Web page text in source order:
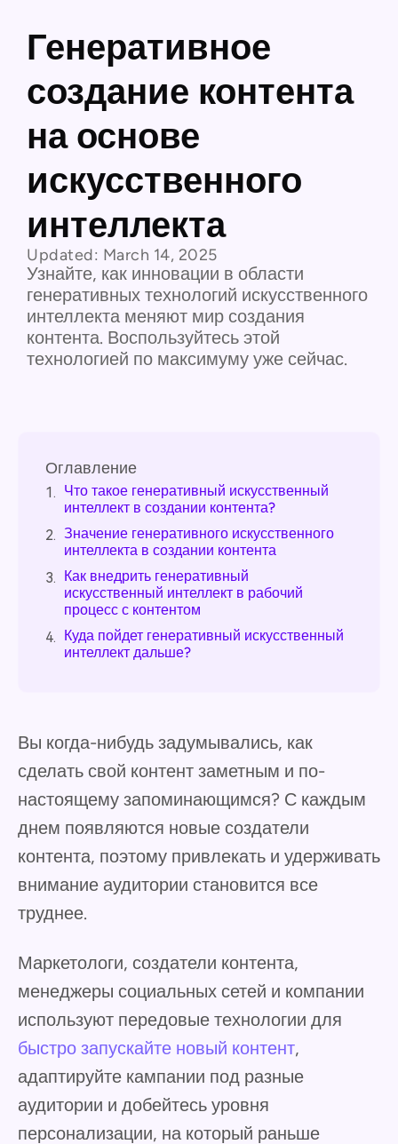
Генеративное
создание контента
на основе
искусственного
интеллекта
Updated: March 14, 2025
Узнайте, как инновации в области
генеративных технологий искусственного
интеллекта меняют мир создания
контента. Воспользуйтесь этой
технологией по максимуму уже сейчас.
Оглавление
1. Что такое генеративный искусственный
интеллект в создании контента?
2. Значение генеративного искусственного
интеллекта в создании контента
3. Как внедрить генеративный
искусственный интеллект в рабочий
процесс с контентом
4. Куда пойдет генеративный искусственный
интеллект дальше?
Вы когда-нибудь задумывались, как
сделать свой контент заметным и по-
настоящему запоминающимся? С каждым
днем появляются новые создатели
контента, поэтому привлекать и удерживать
внимание аудитории становится все
труднее.
Маркетологи, создатели контента,
менеджеры социальных сетей и компании
используют передовые технологии для
быстро запускайте новый контент,
адаптируйте кампании под разные
аудитории и добейтесь уровня
персонализации, на который раньше